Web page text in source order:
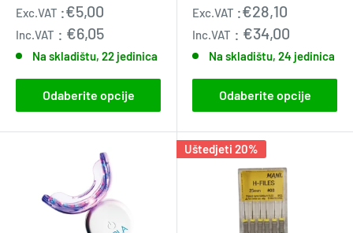
Prodajna
cijena
Exc.VAT :€5,00
Inc.VAT : €6,05
Na skladištu, 22 jedinica
Odaberite opcije
Prodajna
cijena
Exc.VAT :€28,10
Inc.VAT : €34,00
Na skladištu, 24 jedinica
Odaberite opcije
Uštedjeti 20%